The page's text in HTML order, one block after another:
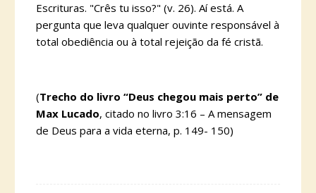
Escrituras. "Crês tu isso?" (v. 26). Aí está. A
pergunta que leva qualquer ouvinte responsável à
total obediência ou à total rejeição da fé cristã.
(Trecho do livro “Deus chegou mais perto” de
Max Lucado, citado no livro 3:16 – A mensagem
de Deus para a vida eterna, p. 149- 150)